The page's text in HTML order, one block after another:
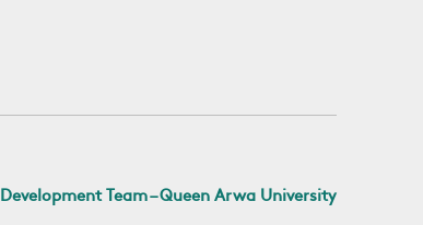
Development Team – Queen Arwa University